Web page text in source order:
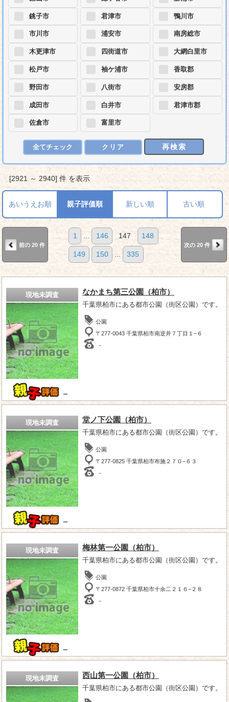
銚子市
市川市
木更津市
松戸市
野田市
成田市
佐倉市
君津市
浦安市
四街道市
袖ケ浦市
八街市
白井市
富里市
鴨川市
南房総市
大網白里市
香取郡
安房郡
君津市郡
全てチェック クリア 再検索
[2921 ～ 2940] 件 を表示
あいうえお順 親子評価順 新しい順 古い順
前の 20 件
1 146 147 148
149 150 335
次の 20 件
現地未調査
－
なかまち第三公園（柏市）
千葉県柏市にある都市公園（街区公園）です。
公園
〒277-0043 千葉県柏市南逆井７丁目１−６
－
現地未調査
－
堂ノ下公園（柏市）
千葉県柏市にある都市公園（街区公園）です。
公園
〒277-0825 千葉県柏市布施２７０−６３
－
現地未調査
－
梅林第一公園（柏市）
千葉県柏市にある都市公園（街区公園）です。
公園
〒277-0872 千葉県柏市十余二２１６−２８
－
現地未調査 西山第一公園（柏市）
千葉県柏市にある都市公園（街区公園）です。